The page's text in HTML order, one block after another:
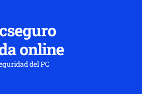
online
del PC